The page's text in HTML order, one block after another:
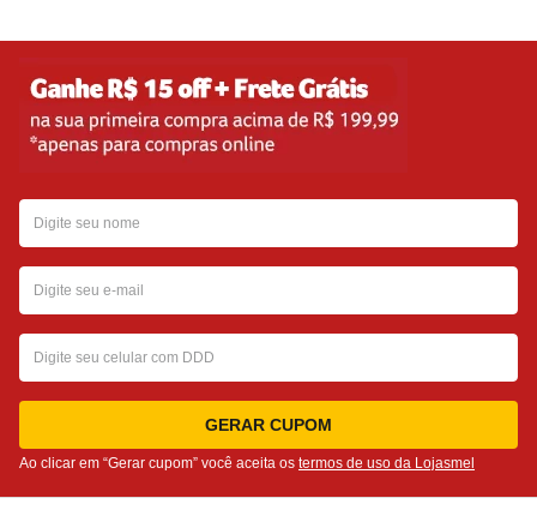
GERAR CUPOM
Ao clicar em “Gerar cupom” você aceita os termos de uso da Lojasmel